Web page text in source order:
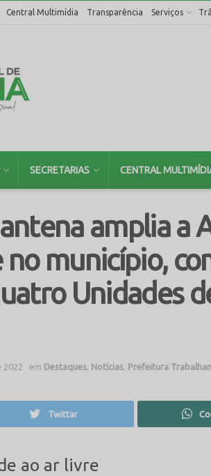
Central Multimídia Transparência Serviços
SECRETARIAS CENTRAL
amplia a
no município,
Unidades
2022 em Destaques Notícias Prefeitura
Twittar